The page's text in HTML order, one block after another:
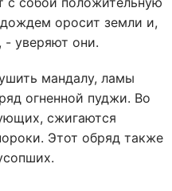
оросит земли и,
- уверяют они.
мандалу, ламы
огненной пуджи. Во
сжигаются
Этот обряд также